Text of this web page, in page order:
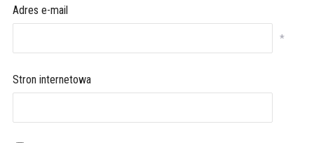
Adres e-mail
*
Stron internetowa